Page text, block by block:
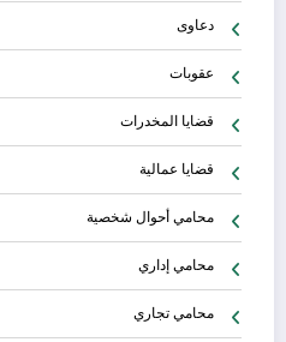
دعاوى
عقوبات
قضايا المخدرات
قضايا عمالية
محامي أحوال شخصية
محامي إداري
محامي تجاري